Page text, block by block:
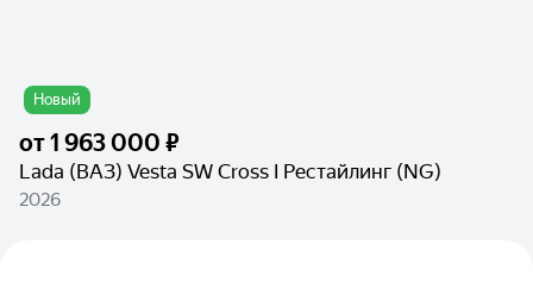
Новый
от1 963 000 ₽
Lada (ВАЗ) Vesta SW Cross I Рестайлинг (NG)
2026